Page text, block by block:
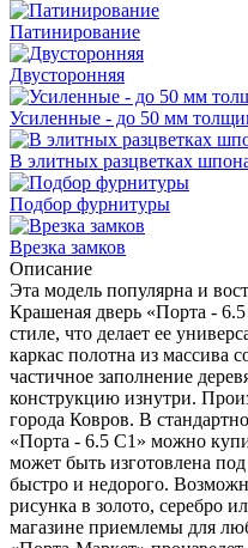
Патинирование
Двусторонняя
Усиленные - до 50 мм
В элитных разцветках
Подбор фурнитуры
Врезка замков
Описание
Эта модель популярна и
Крашеная дверь «Порта -
стиле, что делает ее
каркас полотна из
частичное заполнение
конструкцию изнутри.
города Ковров. В
«Порта - 6.5 С1» можно
может быть изготовлена
быстро и недорого.
рисунка в золото, серебро
магазине приемлемы для